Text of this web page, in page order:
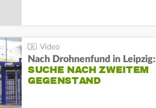
Nach Drohnenfund in Leipzig:
SUCHE NACH ZWEITEM
GEGENSTAND